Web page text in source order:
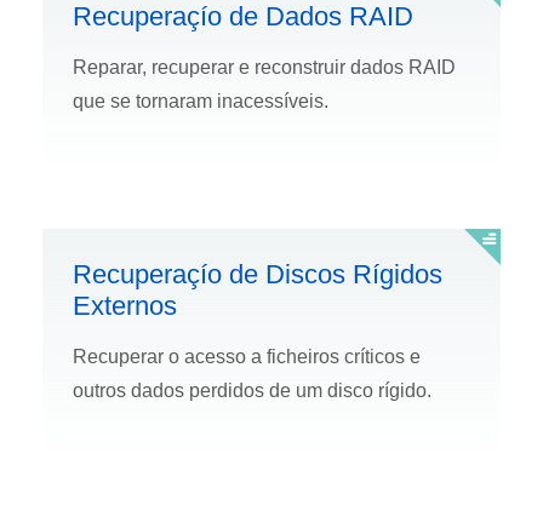
Recuperaçío de Dados RAID
Reparar, recuperar e reconstruir dados RAID
que se tornaram inacessí­veis.
Recuperaçío de Discos Rí­gidos
Externos
Recuperar o acesso a ficheiros crí­ticos e
outros dados perdidos de um disco rí­gido.